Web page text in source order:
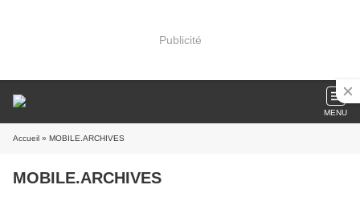
Publicité
MENU
Accueil » MOBILE.ARCHIVES
MOBILE.ARCHIVES